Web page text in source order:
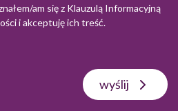
am się z Klauzulą Informacyjną
i akceptuję ich treść.
wyślij